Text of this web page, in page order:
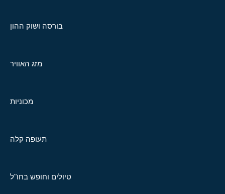
בורסה ושוק ההון
מזג האוויר
מכוניות
תעופה קלה
טיולים וחופש בחו"ל